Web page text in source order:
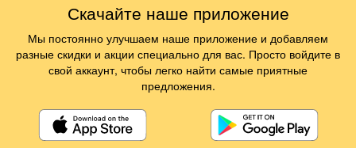
Скачайте наше приложение
Мы постоянно улучшаем наше приложение и добавляем
разные скидки и акции специально для вас. Просто войдите в
свой аккаунт, чтобы легко найти самые приятные
предложения.